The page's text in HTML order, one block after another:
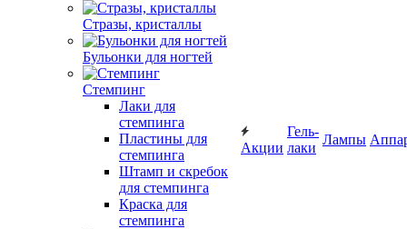
Стразы, кристаллы
Бульонки для ногтей
Стемпинг
Лаки для
стемпинга
Пластины для
стемпинга
Штамп и скребок
для стемпинга
Краска для
стемпинга
Акции
Гель-
лаки
Лампы